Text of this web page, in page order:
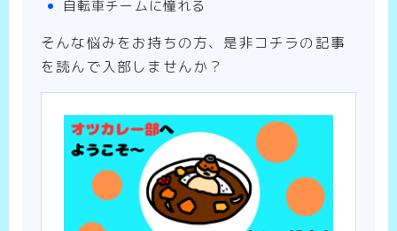
自転車チームに憧れる
そんな悩みをお持ちの方、是非コチラの記事
を読んで入部しませんか？